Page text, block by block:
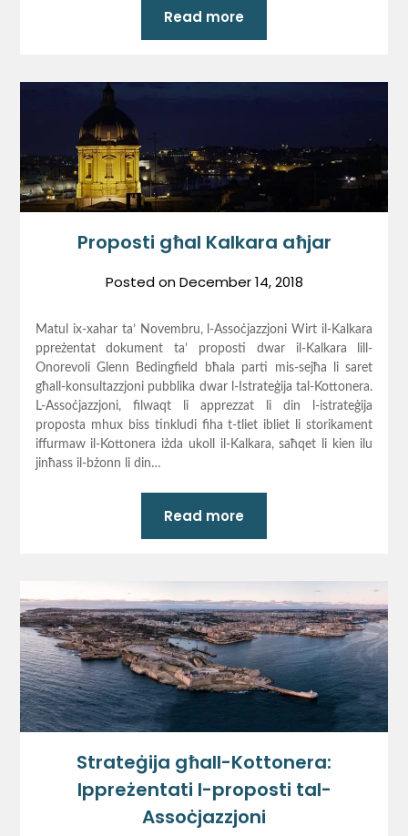
Read more
Proposti għal Kalkara aħjar
Posted onDecember 14, 2018
Matul ix-xahar ta’ Novembru, l-Assoċjazzjoni Wirt il-Kalkara
ppreżentat dokument ta’ proposti dwar il-Kalkara lill-
Onorevoli Glenn Bedingfield bħala parti mis-sejħa li saret
għall-konsultazzjoni pubblika dwar l-Istrateġija tal-Kottonera.
L-Assoċjazzjoni, filwaqt li apprezzat li din l-istrateġija
proposta mhux biss tinkludi fiha t-tliet ibliet li storikament
iffurmaw il-Kottonera iżda ukoll il-Kalkara, saħqet li kien ilu
jinħass il-bżonn li din…
Read more
Strateġija għall-Kottonera:
Ippreżentati l-proposti tal-
Assoċjazzjoni